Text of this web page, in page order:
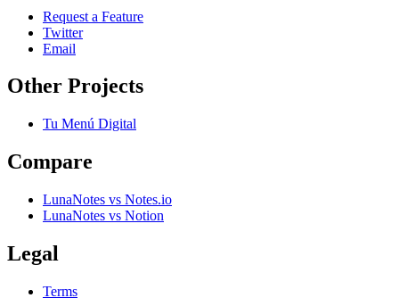
Request a Feature
Twitter
Email
Other Projects
Tu Menú Digital
Compare
LunaNotes vs Notes.io
LunaNotes vs Notion
Legal
Terms